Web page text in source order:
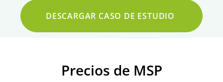
DESCARGAR CASO DE ESTUDIO
Precios de MSP